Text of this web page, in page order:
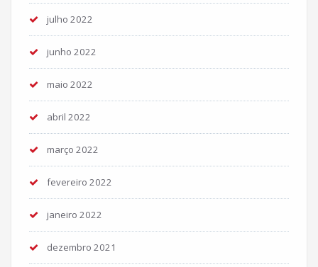
julho 2022
junho 2022
maio 2022
abril 2022
março 2022
fevereiro 2022
janeiro 2022
dezembro 2021